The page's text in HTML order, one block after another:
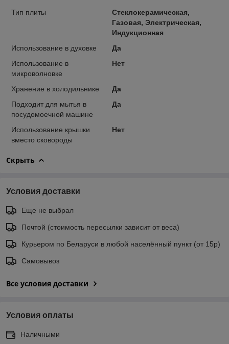
Тип плиты
Стеклокерамическая,
Газовая, Электрическая,
Индукционная
Использование в духовке
Да
Использование в
микроволновке
Нет
Хранение в холодильнике
Да
Подходит для мытья в
посудомоечной машине
Да
Использование крышки
вместо сковороды
Нет
Скрыть
Условия доставки
Еще не выбрал
Почтой (стоимость пересылки зависит от веса)
Курьером по Беларуси в любой населённый пункт (от 15р)
Самовывоз
Все условия доставки
Условия оплаты
Наличными